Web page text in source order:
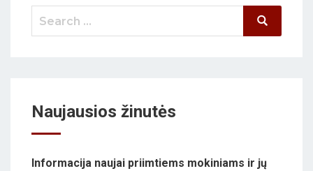
Naujausios žinutės
Informacija naujai priimtiems mokiniams ir jų